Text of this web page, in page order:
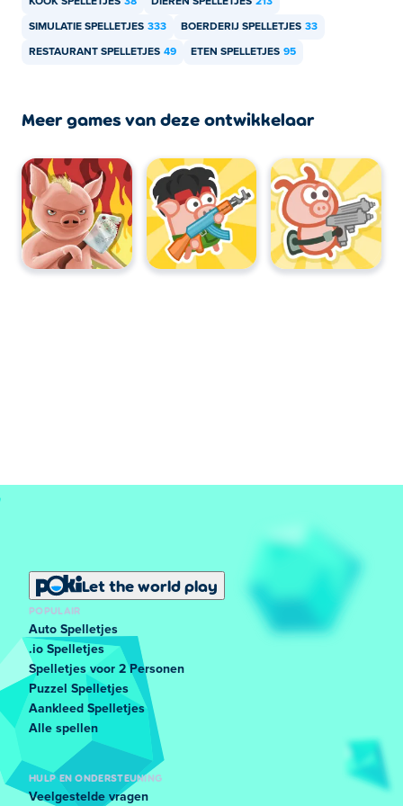
SIMULATIE SPELLETJES 333 BOERDERIJ SPELLETJES 33
RESTAURANT SPELLETJES 49 ETEN SPELLETJES 95
Meer games van deze ontwikkelaar
Let the world play
POPULAIR
Auto Spelletjes
.io Spelletjes
Spelletjes voor 2 Personen
Puzzel Spelletjes
Aankleed Spelletjes
Alle spellen
HULP EN ONDERSTEUNING
Veelgestelde vragen